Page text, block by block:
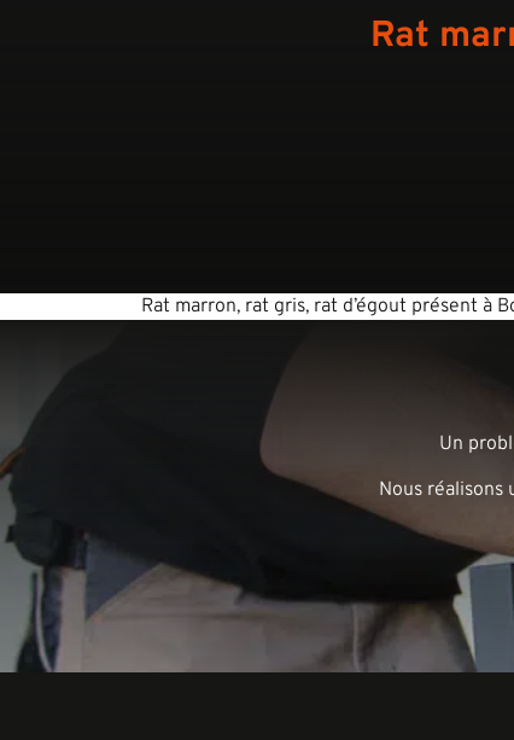
Rat
Rat marron, rat gris, rat d’égout présent à
Un
Nous